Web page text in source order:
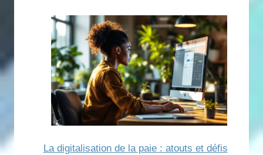
La digitalisation de la paie : atouts et défis